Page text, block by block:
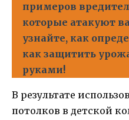
примеров
которые атакуют
узнайте, как
как защитить
руками!
В результате
потолков в детской